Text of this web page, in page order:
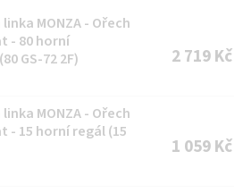
MONZA - Ořech
- 80 horní
GS-72 2F)
2 719 Kč
MONZA - Ořech
- 15 horní regál (15
1 059 Kč